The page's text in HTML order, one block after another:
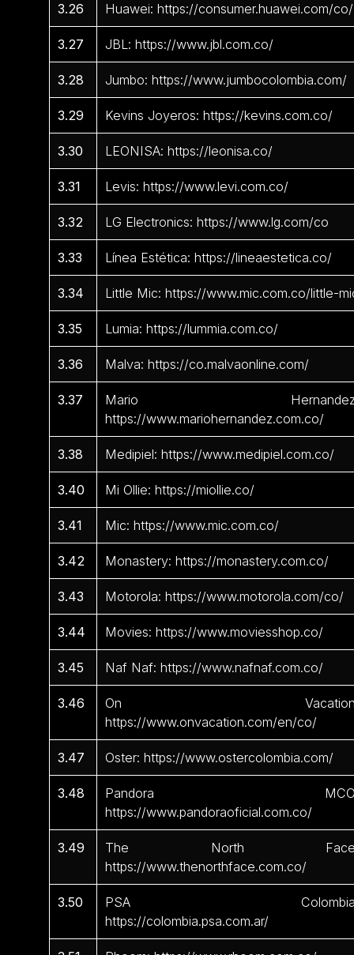
3.26 Huawei: https://consumer.huawei.com/co/
3.27 JBL: https://www.jbl.com.co/
3.28 Jumbo: https://www.jumbocolombia.com/
3.29 Kevins Joyeros: https://kevins.com.co/
3.30 LEONISA: https://leonisa.co/
3.31 Levis: https://www.levi.com.co/
3.32 LG Electronics: https://www.lg.com/co
3.33 Línea Estética: https://lineaestetica.co/
3.34 Little Mic: https://www.mic.com.co/little-
3.35 Lumia: https://lummia.com.co/
3.36 Malva: https://co.malvaonline.com/
3.37
Mario
https://www.mariohernandez.com.co/
3.38 Medipiel: https://www.medipiel.com.co/
3.40 Mi Ollie: https://miollie.co/
3.41 Mic: https://www.mic.com.co/
3.42 Monastery: https://monastery.com.co/
3.43 Motorola: https://www.motorola.com/co/
3.44 Movies: https://www.moviesshop.co/
3.45 Naf Naf: https://www.nafnaf.com.co/
3.46
On
https://www.onvacation.com/en/co/
3.47 Oster: https://www.ostercolombia.com/
3.48
Pandora
https://www.pandoraoficial.com.co/
3.49
The North
https://www.thenorthface.com.co/
3.50
PSA
https://colombia.psa.com.ar/